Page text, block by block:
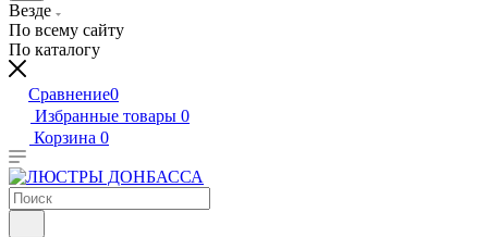
Везде
По всему сайту
По каталогу
Сравнение0
Избранные товары 0
Корзина 0